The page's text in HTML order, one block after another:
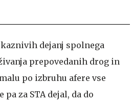
dejanj spolnega
prepovedanih drog in
po izbruhu afere vse
za STA dejal, da do